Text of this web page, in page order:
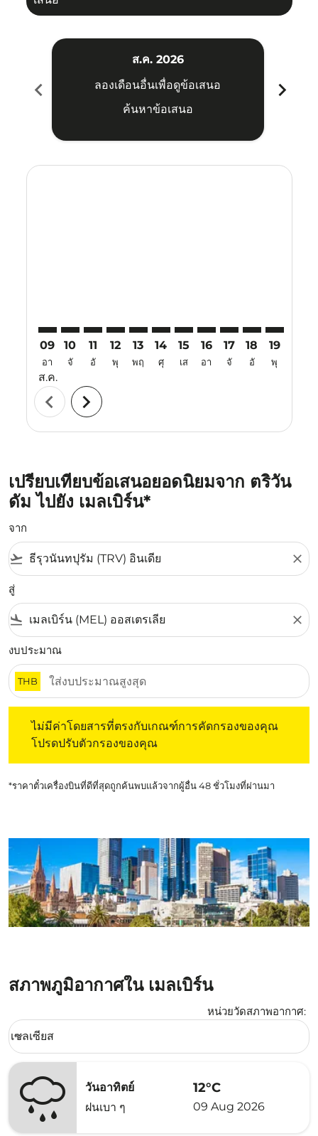
chevron_left
ส.ค. 2026
ลองเดือนอื่นเพื่อดูข้อเสนอ
ค้นหาข้อเสนอ
chevron_right
09
อา
ส.ค.
10
จั
11
อั
12
พุ
13
พฤ
14
ศุ
15
เส
16
อา
17
จั
18
อั
19
พุ
chevron_left chevron_right
เปรียบเทียบข้อเสนอยอดนิยมจาก ตริวัน
ดัม ไปยัง เมลเบิร์น*
จาก
flight_takeoff close
สู่
flight_land close
งบประมาณ
THB
ไม่มีค่าโดยสารที่ตรงกับเกณฑ์การคัดกรองของคุณ
โปรดปรับตัวกรองของคุณ
*ราคาตั๋วเครื่องบินที่ดีที่สุดถูกค้นพบแล้วจากผู้อื่น 48 ชั่วโมงที่ผ่านมา
สภาพภูมิอากาศใน เมลเบิร์น
หน่วยวัดสภาพอากาศ:
Weather unit option เซลเซียส Selected
เซลเซียส
keyboard_arrow_down
วันอาทิตย์
ฝนเบา ๆ
12°C
09 Aug 2026